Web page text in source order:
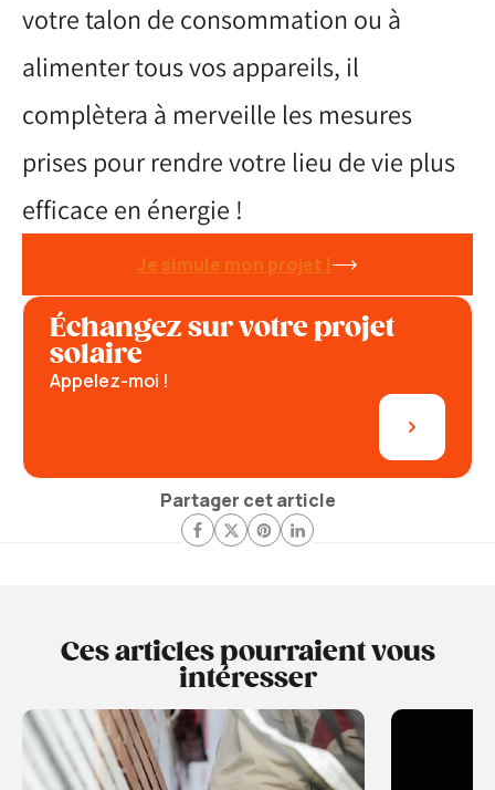
votre talon de consommation ou à
alimenter tous vos appareils, il
complètera à merveille les mesures
prises pour rendre votre lieu de vie plus
efficace en énergie !
Je simule mon projet !
Échangez sur votre projet
solaire
Appelez-moi !
Partager cet article
Ces articles pourraient vous
intéresser